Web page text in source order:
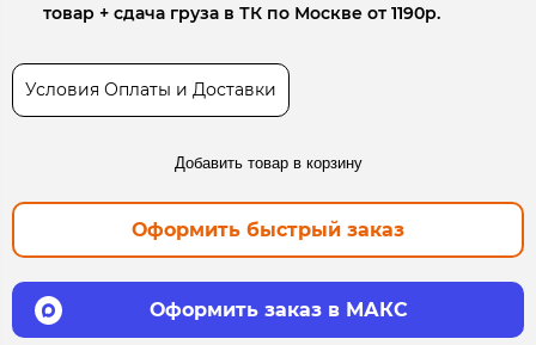
товар + сдача груза в ТК по Москве от 1190р.
Условия Оплаты и Доставки
Добавить товар в корзину
Оформить быстрый заказ
Оформить заказ в МАКС